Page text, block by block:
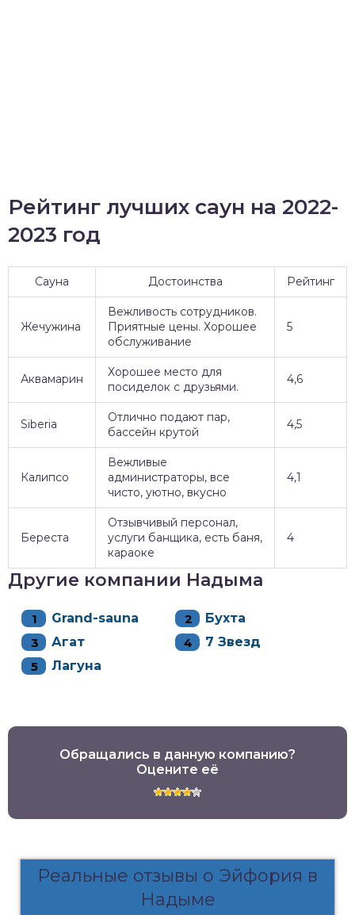
Рейтинг лучших саун на 2022-
2023 год
Сауна Достоинства Рейтинг
Жечужина
Вежливость сотрудников.
Приятные цены. Хорошее
обслуживание
5
Аквамарин
Хорошее место для
посиделок с друзьями.
4,6
Siberia
Отлично подают пар,
бассейн крутой
4,5
Калипсо
Вежливые
администраторы, все
чисто, уютно, вкусно
4,1
Береста
Отзывчивый персонал,
услуги банщика, есть баня,
караоке
4
Другие компании Надыма
Grand-sauna
Бухта
Агат
7 Звезд
Лагуна
Обращались в данную компанию?
Оцените её
Реальные отзывы о Эйфория в
Надыме